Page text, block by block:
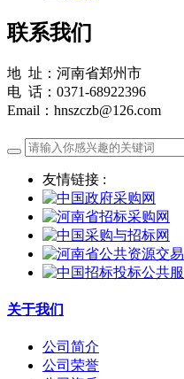
联系我们
地 址：河南省郑州市
电 话：0371-68922396
Email：hnszczb@126.com
友情链接 :
关于我们
公司简介
公司荣誉